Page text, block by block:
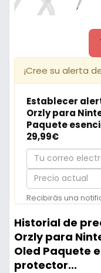
¡Cree su alerta
Establecer
Orzly para
Paquete
29,99€
Tu
correo
electrónico
Precio
actual
Recibirás una
Historial de
Orzly para
Oled Paquete
protector...